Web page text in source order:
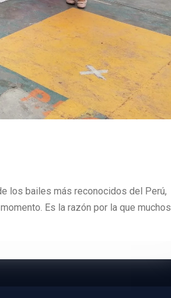
los bailes más reconocidos del Perú,
Es la razón por la que muchos